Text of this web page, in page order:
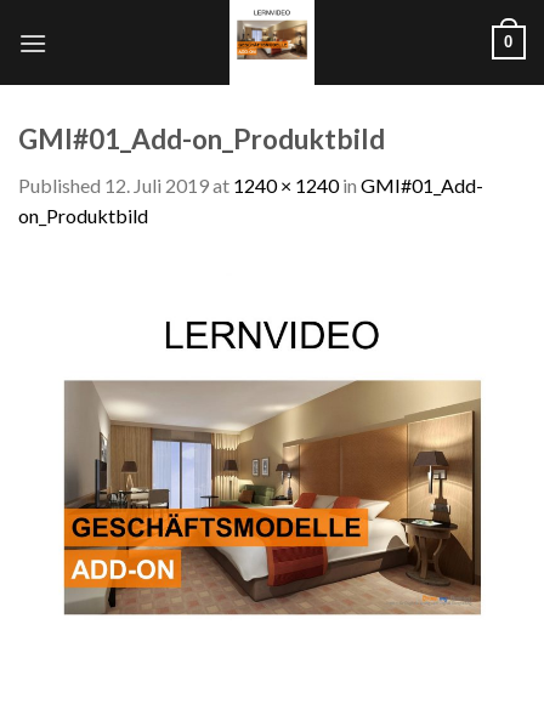
0
GMI#01_Add-on_Produktbild
Published 12. Juli 2019at 1240 × 1240in GMI#01_Add-
on_Produktbild